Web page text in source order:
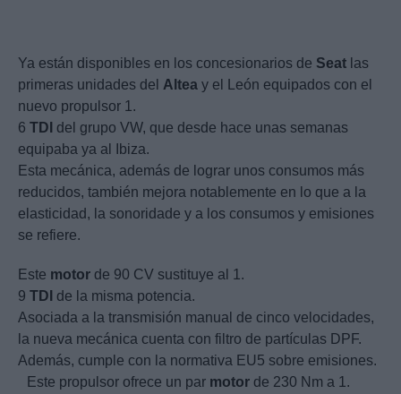
Ya están disponibles en los concesionarios de Seat las
primeras unidades del Altea y el León equipados con el
nuevo propulsor 1.
6 TDI del grupo VW, que desde hace unas semanas
equipaba ya al Ibiza.
Esta mecánica, además de lograr unos consumos más
reducidos, también mejora notablemente en lo que a la
elasticidad, la sonoridade y a los consumos y emisiones
se refiere.
Este motor de 90 CV sustituye al 1.
9 TDI de la misma potencia.
Asociada a la transmisión manual de cinco velocidades,
la nueva mecánica cuenta con filtro de partículas DPF.
Además, cumple con la normativa EU5 sobre emisiones.
Este propulsor ofrece un par motor de 230 Nm a 1.